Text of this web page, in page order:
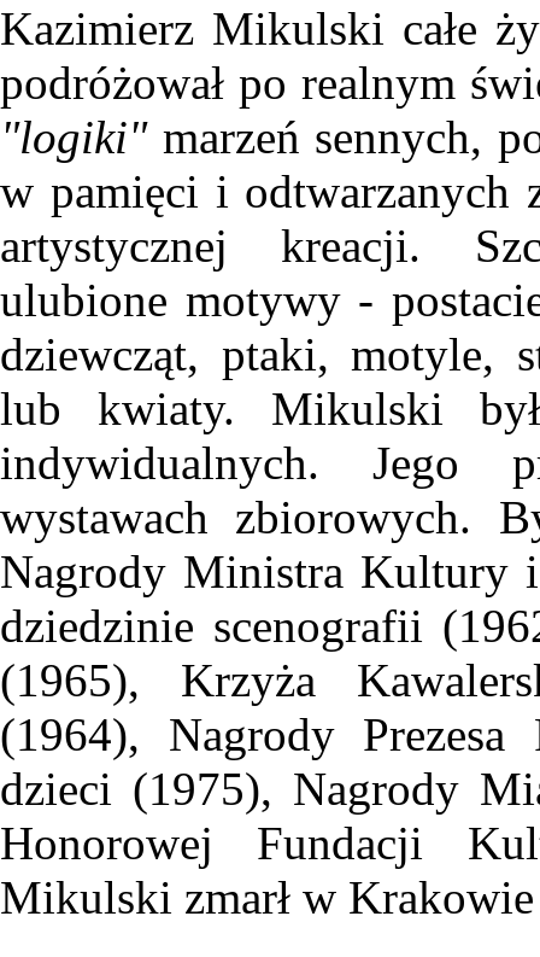
Kazimierz Mikulski całe
podróżował po realnym
"logiki"marzeń sennych,
w pamięci i odtwarzanych
artystycznej kreacji.
ulubione motywy -
dziewcząt, ptaki, motyle,
lub kwiaty. Mikulski
indywidualnych. Jego
wystawach zbiorowych.
Nagrody Ministra Kultury
dziedzinie scenografii
(1965), Krzyża
(1964), Nagrody
dzieci (1975), Nagrody
Honorowej Fundacji
Mikulski zmarł w